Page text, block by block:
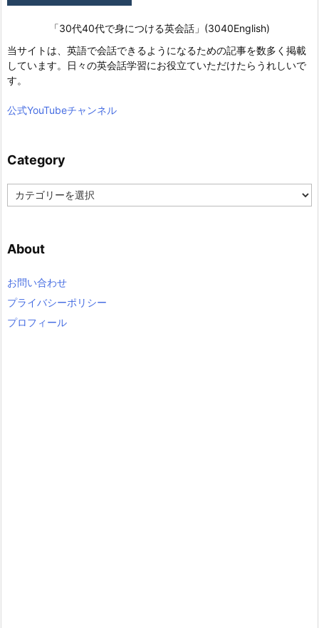
「30代40代で身につける英会話」(3040English)
当サイトは、英語で会話できるようになるための記事を数多く掲載
しています。日々の英会話学習にお役立ていただけたらうれしいで
す。
公式YouTubeチャンネル
Category
a
g
r
About
お問い合わせ
プライバシーポリシー
プロフィール